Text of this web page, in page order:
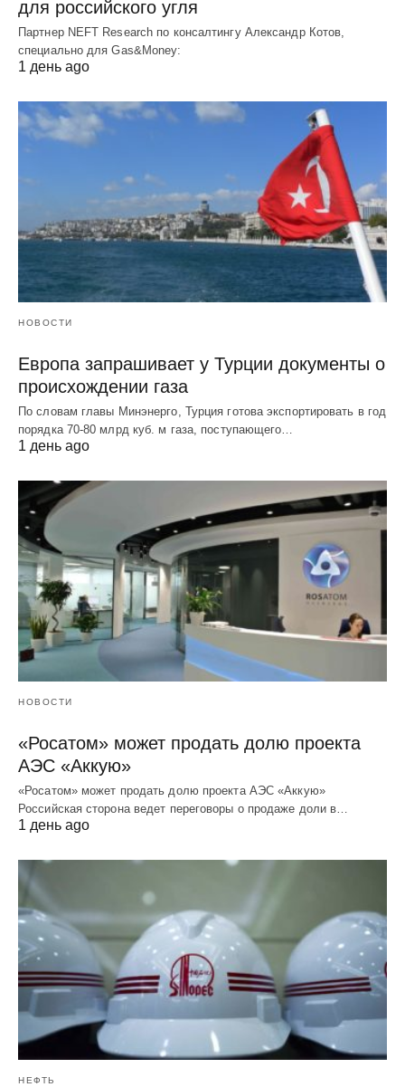
для российского угля
Партнер NEFT Research по консалтингу Александр Котов,
специально для Gas&Money:
1 день ago
НОВОСТИ
Европа запрашивает у Турции документы о
происхождении газа
По словам главы Минэнерго, Турция готова экспортировать в год
порядка 70-80 млрд куб. м газа, поступающего…
1 день ago
НОВОСТИ
«Росатом» может продать долю проекта
АЭС «Аккую»
«Росатом» может продать долю проекта АЭС «Аккую»
Российская сторона ведет переговоры о продаже доли в…
1 день ago
НЕФТЬ